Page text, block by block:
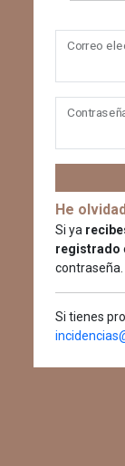
Correo
He
Si ya
registrado
contraseña.
Si tienes